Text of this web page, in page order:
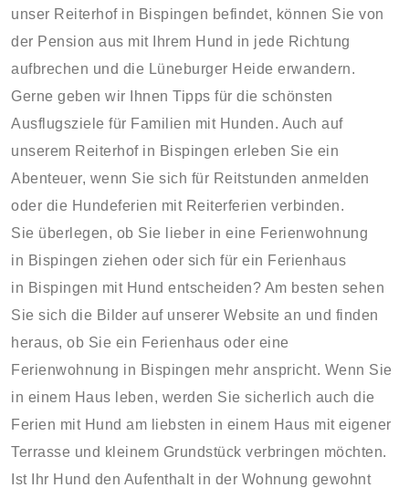
unser Reiterhof in Bispingen befindet, können Sie von
der Pension aus mit Ihrem Hund in jede Richtung
aufbrechen und die Lüneburger Heide erwandern.
Gerne geben wir Ihnen Tipps für die schönsten
Ausflugsziele für Familien mit Hunden. Auch auf
unserem Reiterhof in Bispingen erleben Sie ein
Abenteuer, wenn Sie sich für Reitstunden anmelden
oder die Hundeferien mit Reiterferien verbinden.
Sie überlegen, ob Sie lieber in eine Ferienwohnung
in Bispingen ziehen oder sich für ein Ferienhaus
in Bispingen mit Hund entscheiden? Am besten sehen
Sie sich die Bilder auf unserer Website an und finden
heraus, ob Sie ein Ferienhaus oder eine
Ferienwohnung in Bispingen mehr anspricht. Wenn Sie
in einem Haus leben, werden Sie sicherlich auch die
Ferien mit Hund am liebsten in einem Haus mit eigener
Terrasse und kleinem Grundstück verbringen möchten.
Ist Ihr Hund den Aufenthalt in der Wohnung gewohnt